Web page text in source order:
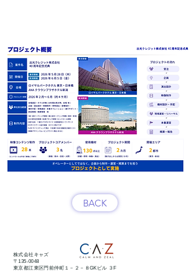
BACK
株式会社キャズ
〒135-0048
東京都江東区門前仲町１－２－８GKビル ３F